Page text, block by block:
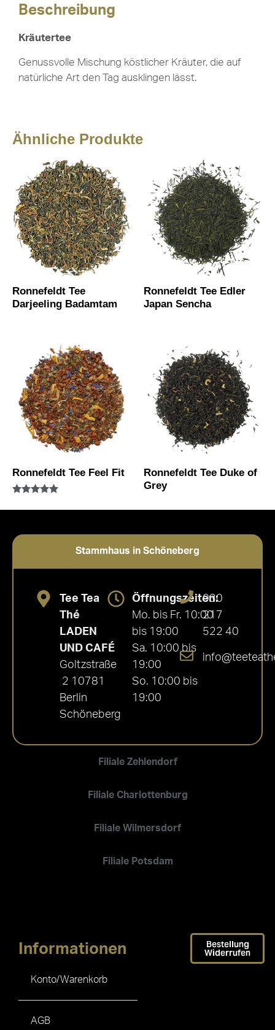
Beschreibung
Kräutertee
Genussvolle Mischung köstlicher Kräuter, die auf
natürliche Art den Tag ausklingen lässt.
Ähnliche Produkte
Ronnefeldt Tee
Darjeeling Badamtam
Ronnefeldt Tee Edler
Japan Sencha
Ronnefeldt Tee Feel Fit
5.00
Ronnefeldt Tee Duke of
Grey
Stammhaus in Schöneberg
Filiale Zehlendorf
Filiale Charlottenburg
Filiale Wilmersdorf
Filiale Potsdam
Tee Tea
Thé
LADEN
UND CAFÉ
Goltzstraße
2 10781
Berlin
Schöneberg
Öffnungszeiten:
Mo. bis Fr. 10:00
bis 19:00
Sa. 10:00 bis
19:00
So. 10:00 bis
19:00
030
217
522 40
Informationen
Konto/Warenkorb
AGB
Bestellung
Widerrufen